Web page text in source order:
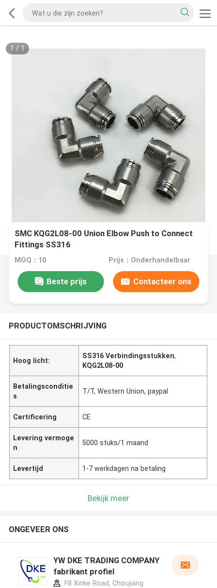
1 / 1
SMC KQG2L08-00 Union Elbow Push to Connect
Fittings SS316
MOQ：10 Prijs：Onderhandelbaar
Beste prijs Contacteer ons
PRODUCTOMSCHRIJVING
Hoog licht:
SS316 Verbindingsstukken,
KQG2L08-00
Betalingsconditie
s
T/T, Western Union, paypal
Certificering CE
Levering vermoge
n
5000 stuks/1 maand
Levertijd 1-7 werkdagen na betaling
Bekijk meer
ONGEVEER ONS
YW DKE TRADING COMPANY
fabrikant profiel
F8 Xinke Road, Choujiang